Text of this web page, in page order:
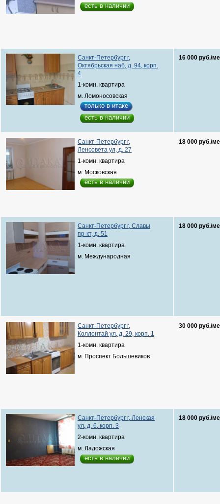
есть в наличии
Санкт-Петербург г,
Октябрьская наб, д. 94, корп.
4
1-комн. квартира
м. Ломоносовская
только в итаке
есть в наличии
16 000 руб./
Санкт-Петербург г,
Ленсовета ул, д. 27
1-комн. квартира
м. Московская
есть в наличии
18 000 руб./
Санкт-Петербург г, Славы
пр-кт, д. 51
1-комн. квартира
м. Международная
18 000 руб./
Санкт-Петербург г,
Коллонтай ул, д. 29, корп. 1
1-комн. квартира
м. Проспект Большевиков
30 000 руб./
Санкт-Петербург г, Ленская
ул, д. 6, корп. 3
2-комн. квартира
м. Ладожская
есть в наличии
18 000 руб./